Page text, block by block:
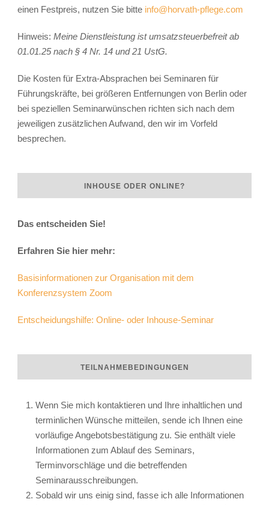
einen Festpreis, nutzen Sie bitte info@horvath-pflege.com
Hinweis: Meine Dienstleistung ist umsatzsteuerbefreit ab
01.01.25 nach § 4 Nr. 14 und 21 UstG.
Die Kosten für Extra-Absprachen bei Seminaren für
Führungskräfte, bei größeren Entfernungen von Berlin oder
bei speziellen Seminarwünschen richten sich nach dem
jeweiligen zusätzlichen Aufwand, den wir im Vorfeld
besprechen.
INHOUSE ODER ONLINE?
Das entscheiden Sie!
Erfahren Sie hier mehr:
Basisinformationen zur Organisation mit dem
Konferenzsystem Zoom
Entscheidungshilfe: Online- oder Inhouse-Seminar
TEILNAHMEBEDINGUNGEN
Wenn Sie mich kontaktieren und Ihre inhaltlichen und
terminlichen Wünsche mitteilen, sende ich Ihnen eine
vorläufige Angebotsbestätigung zu. Sie enthält viele
Informationen zum Ablauf des Seminars,
Terminvorschläge und die betreffenden
Seminarausschreibungen.
Sobald wir uns einig sind, fasse ich alle Informationen